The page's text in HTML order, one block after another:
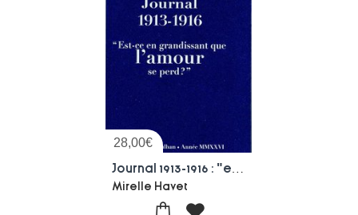
28,00€
Mirelle Havet